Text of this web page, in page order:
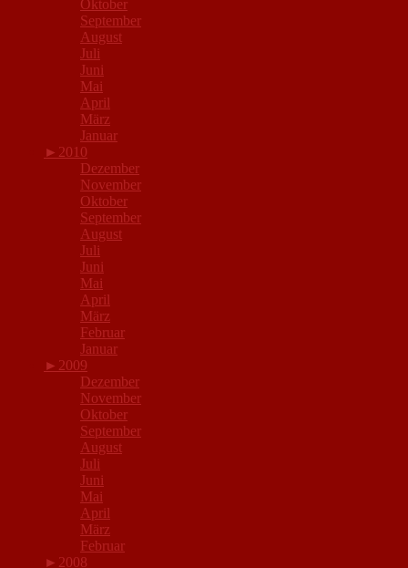
Oktober
September
August
Juli
Juni
Mai
April
März
Januar
► 2010
Dezember
November
Oktober
September
August
Juli
Juni
Mai
April
März
Februar
Januar
► 2009
Dezember
November
Oktober
September
August
Juli
Juni
Mai
April
März
Februar
► 2008